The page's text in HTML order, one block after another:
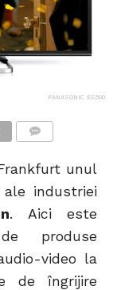
PANASONIC ES500
unul
industriei
. Aici este
produse
video la
de îngrijire